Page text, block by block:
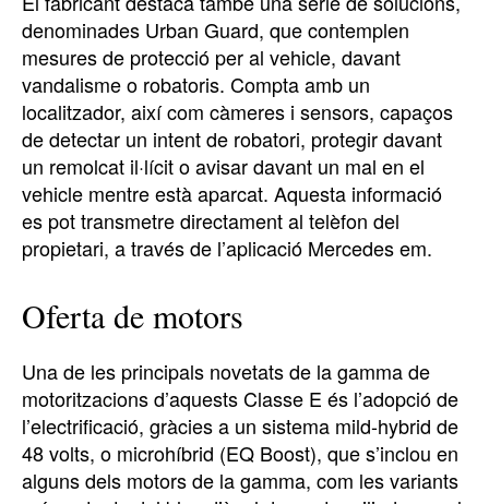
denominades Urban Guard, que contemplen
mesures de protecció per al vehicle, davant
vandalisme o robatoris. Compta amb un
localitzador, així com càmeres i sensors, capaços
de detectar un intent de robatori, protegir davant
un remolcat il·lícit o avisar davant un mal en el
vehicle mentre està aparcat. Aquesta informació
es pot transmetre directament al telèfon del
propietari, a través de l’aplicació Mercedes em.
Oferta de motors
Una de les principals novetats de la gamma de
motoritzacions d’aquests Classe E és l’adopció de
l’electrificació, gràcies a un sistema mild-hybrid de
48 volts, o microhíbrid (EQ Boost), que s’inclou en
alguns dels motors de la gamma, com les variants